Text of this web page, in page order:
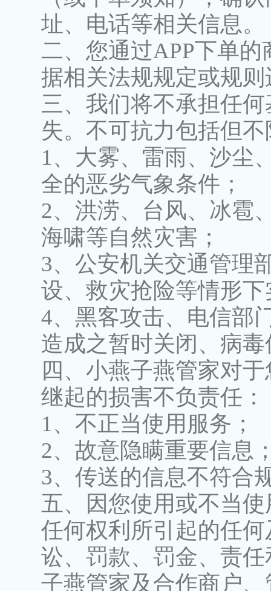
址、电话等相关信息。
二、您通过APP下单
据相关法规规定或规
三、我们将不承担任
失。不可抗力包括但
1、大雾、雷雨、沙尘
全的恶劣气象条件；
2、洪涝、台风、冰雹
海啸等自然灾害；
3、公安机关交通管理
设、救灾抢险等情形
4、黑客攻击、电信部
造成之暂时关闭、病
四、小燕子燕管家对
继起的损害不负责任：
1、不正当使用服务；
2、故意隐瞒重要信息
3、传送的信息不符合
五、因您使用或不当
任何权利所引起的任
讼、罚款、罚金、责
子燕管家及合作商户